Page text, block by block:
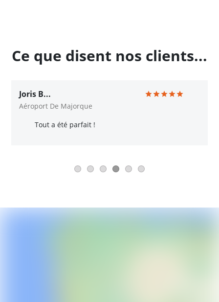
Ce que disent nos clients...
Joris B...
Aéroport De Majorque
Tout a été parfait !